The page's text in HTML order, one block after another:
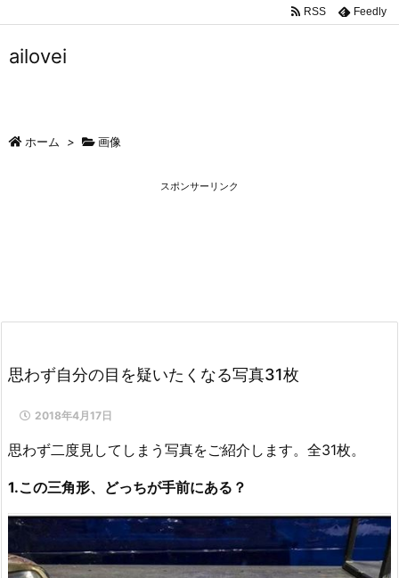
RSS Feedly
ailovei
ホーム > 画像
スポンサーリンク
思わず自分の目を疑いたくなる写真31枚
2018年4月17日
思わず二度見してしまう写真をご紹介します。全31枚。
1.この三角形、どっちが手前にある？